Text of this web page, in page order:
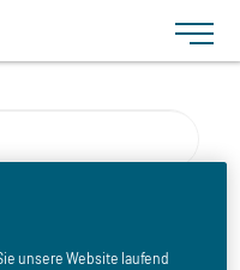
Toggle
unsere Website laufend